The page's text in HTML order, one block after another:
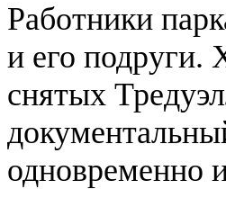
Работники
и его подруги.
снятых
одновременно